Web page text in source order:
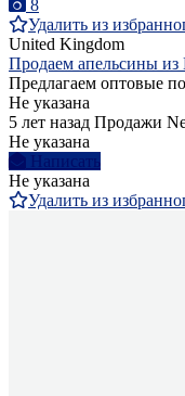
8
Удалить из
United Kingdom
Продаем апельсины
Предлагаем оптовые
Не указана
5 лет назад Продажи
Не указана
Написать
Не указана
Удалить из